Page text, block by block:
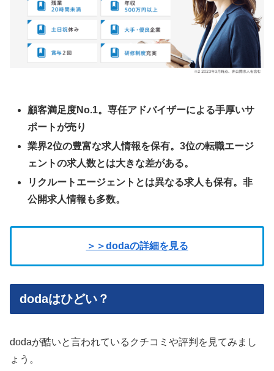
顧客満足度No.1。専任アドバイザーによる手厚いサ
ポートが売り
業界2位の豊富な求人情報を保有。3位の転職エージ
ェントの求人数とは大きな差がある。
リクルートエージェントとは異なる求人も保有。非
公開求人情報も多数。
＞＞dodaの詳細を見る
dodaはひどい？
dodaが酷いと言われているクチコミや評判を見てみまし
ょう。